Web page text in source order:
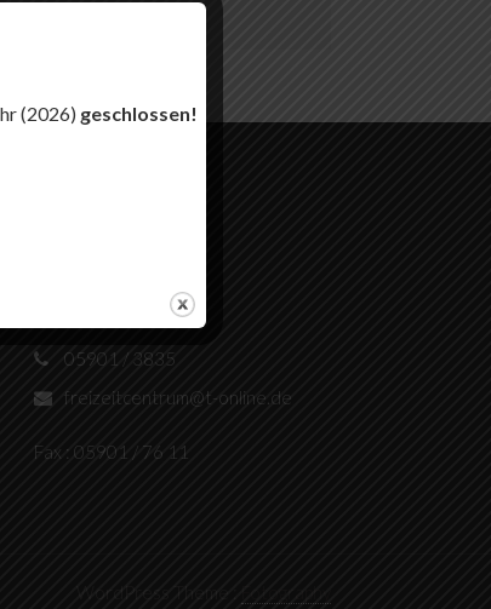
49584 Fürstenau
05901 / 3835
freizeitcentrum@t-online.de
Fax : 05901 / 76 11
WordPress Theme :
(2026) geschlossen!